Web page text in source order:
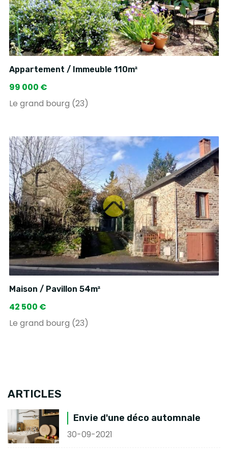
Appartement / Immeuble 110m²
99 000 €
Le grand bourg (23)
Maison / Pavillon 54m²
42 500 €
Le grand bourg (23)
ARTICLES
Envie d'une déco automnale
30-09-2021